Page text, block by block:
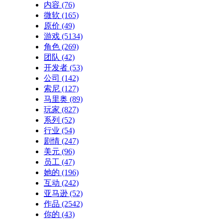
内容 (76)
微软 (165)
原价 (49)
游戏 (5134)
角色 (269)
团队 (42)
开发者 (53)
公司 (142)
索尼 (127)
马里奥 (89)
玩家 (827)
系列 (52)
行业 (54)
剧情 (247)
美元 (96)
员工 (47)
她的 (196)
互动 (242)
亚马逊 (52)
作品 (2542)
你的 (43)